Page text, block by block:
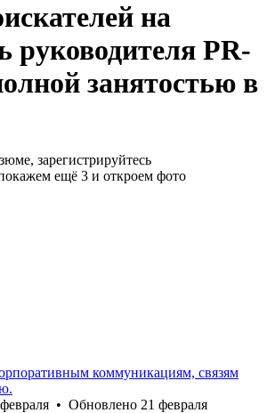
на
руководителя PR-
занятостью в
зарегистрируйтесь
ещё 3 и откроем фото
коммуникациям, связям
• Обновлено 21 февраля